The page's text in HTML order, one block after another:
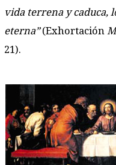
vida terrena y caduca,
eterna”(Exhortación
21).